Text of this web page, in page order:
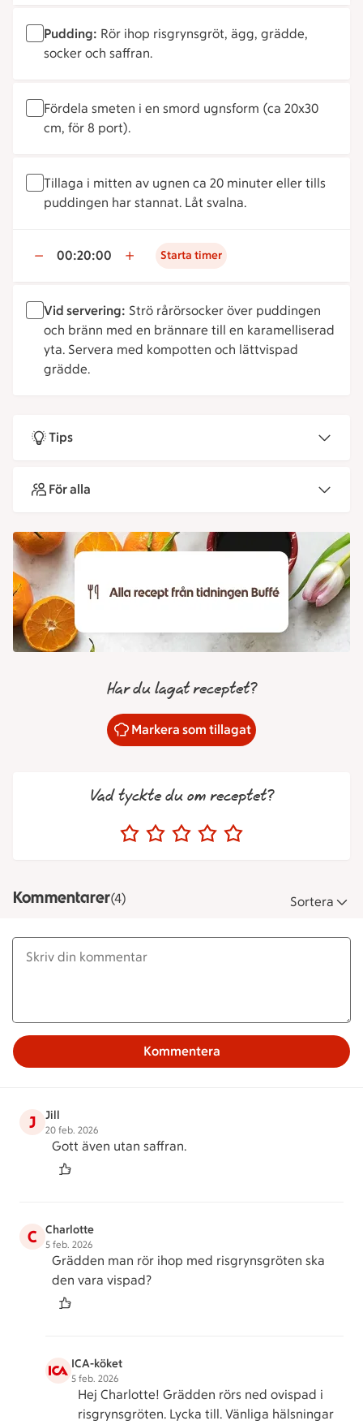
Pudding: Rör ihop risgrynsgröt, ägg, grädde,
socker och saffran.
Fördela smeten i en smord ugnsform (ca 20x30
cm, för 8 port).
Tillaga i mitten av ugnen ca 20 minuter eller tills
puddingen har stannat. Låt svalna.
00:20:00 Starta timer
Vid servering: Strö rårörsocker över puddingen
och bränn med en brännare till en karamelliserad
yta. Servera med kompotten och lättvispad
grädde.
Tips
För alla
Har du lagat receptet?
Markera som tillagat
Vad tyckte du om receptet?
Kommentarer(4) Sortera
Kommentera
J Jill
20 feb. 2026
Gott även utan saffran.
C Charlotte
5 feb. 2026
Grädden man rör ihop med risgrynsgröten ska
den vara vispad?
ICA-köket
5 feb. 2026
Hej Charlotte! Grädden rörs ned ovispad i
risgrynsgröten. Lycka till. Vänliga hälsningar